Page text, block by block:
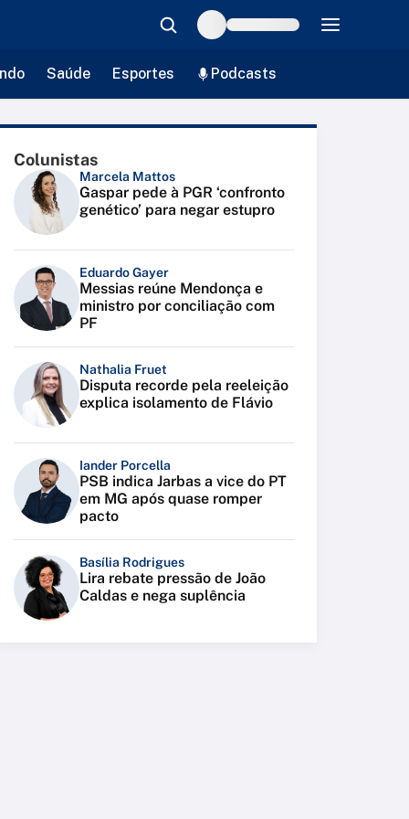
Saúde Esportes Podcasts
Colunistas
Marcela Mattos
Gaspar pede à PGR ‘confronto
genético’ para negar estupro
Eduardo Gayer
Messias reúne Mendonça e
ministro por conciliação com
PF
Nathalia Fruet
Disputa recorde pela reeleição
explica isolamento de Flávio
Iander Porcella
PSB indica Jarbas a vice do PT
em MG após quase romper
pacto
Basília Rodrigues
Lira rebate pressão de João
Caldas e nega suplência